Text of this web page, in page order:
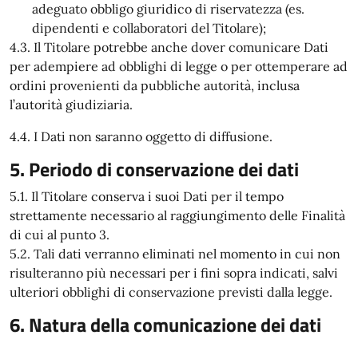
adeguato obbligo giuridico di riservatezza (es.
dipendenti e collaboratori del Titolare);
4.3. Il Titolare potrebbe anche dover comunicare Dati
per adempiere ad obblighi di legge o per ottemperare ad
ordini provenienti da pubbliche autorità, inclusa
l’autorità giudiziaria.
4.4. I Dati non saranno oggetto di diffusione.
5. Periodo di conservazione dei dati
5.1. Il Titolare conserva i suoi Dati per il tempo
strettamente necessario al raggiungimento delle Finalità
di cui al punto 3.
5.2. Tali dati verranno eliminati nel momento in cui non
risulteranno più necessari per i fini sopra indicati, salvi
ulteriori obblighi di conservazione previsti dalla legge.
6. Natura della comunicazione dei dati